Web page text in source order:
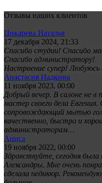
Отзывы наших клиентов
Цикарева Наталья
17 декабря 2024, 21:33
Спасибо студии! Спасибо
Спасибо администратору!
Настроение супер! Любуюсь
Анастасия Надкина
11 ноября 2023, 00:00
Добрый вечер. В салоне не в
мастер своего дела
сопровождающий мытью
качественно, быстро и
администраторам…
Аниса
19 ноября 2022, 00:00
Здравствуйте, сегодня
Александры. Мне очень
сделала педикюр.